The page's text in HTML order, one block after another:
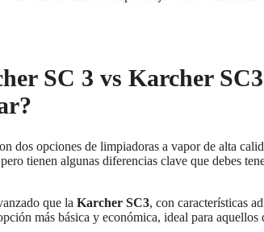
SC 3 vs Karcher
dos opciones de limpiadoras a vapor de alta
tienen algunas diferencias clave que debes
que la Karcher SC3, con características
más básica y económica, ideal para